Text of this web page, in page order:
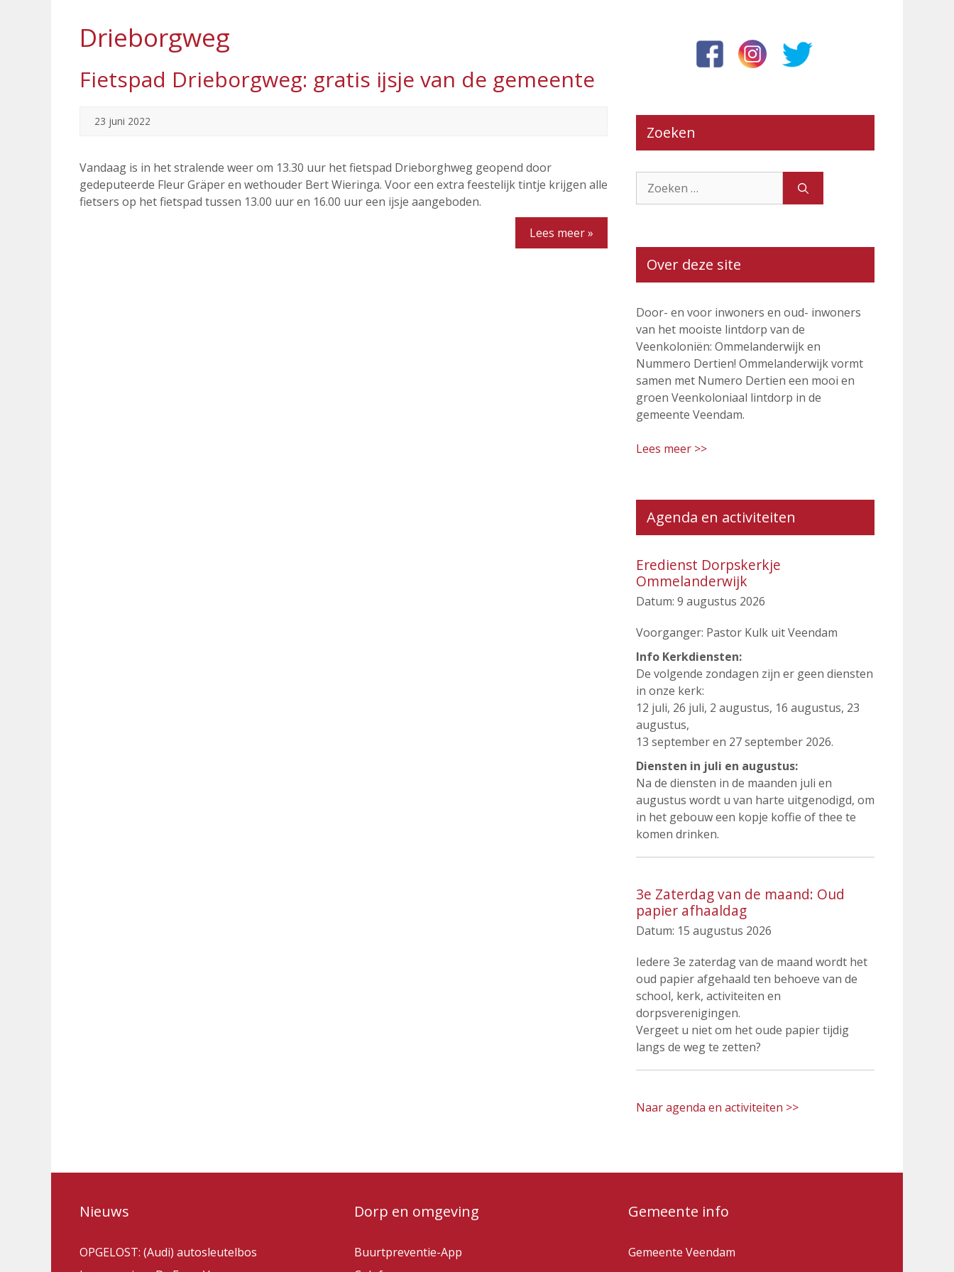
Drieborgweg
Fietspad Drieborgweg: gratis ijsje van de gemeente
23 juni 2022
Vandaag is in het stralende weer om 13.30 uur het fietspad Drieborghweg geopend door
gedeputeerde Fleur Gräper en wethouder Bert Wieringa. Voor een extra feestelijk tintje krijgen alle
fietsers op het fietspad tussen 13.00 uur en 16.00 uur een ijsje aangeboden.
Lees meer »
Zoeken
naar:
Over deze site
Door- en voor inwoners en oud- inwoners
van het mooiste lintdorp van de
Veenkoloniën: Ommelanderwijk en
Nummero Dertien! Ommelanderwijk vormt
samen met Numero Dertien een mooi en
groen Veenkoloniaal lintdorp in de
gemeente Veendam.
Lees meer >>
Agenda en activiteiten
Eredienst Dorpskerkje
Ommelanderwijk
Datum: 9 augustus 2026
Voorganger: Pastor Kulk uit Veendam
Info Kerkdiensten:
De volgende zondagen zijn er geen diensten
in onze kerk:
12 juli, 26 juli, 2 augustus, 16 augustus, 23
augustus,
13 september en 27 september 2026.
Diensten in juli en augustus:
Na de diensten in de maanden juli en
augustus wordt u van harte uitgenodigd, om
in het gebouw een kopje koffie of thee te
komen drinken.
3e Zaterdag van de maand: Oud
papier afhaaldag
Datum: 15 augustus 2026
Iedere 3e zaterdag van de maand wordt het
oud papier afgehaald ten behoeve van de
school, kerk, activiteiten en
dorpsverenigingen.
Vergeet u niet om het oude papier tijdig
langs de weg te zetten?
Naar agenda en activiteiten >>
Nieuws
OPGELOST: (Audi) autosleutelbos
Dorp en omgeving
Buurtpreventie-App
Gemeente info
Gemeente Veendam